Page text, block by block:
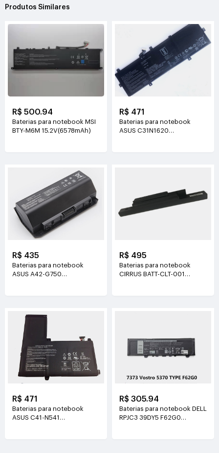
Produtos Similares
R$ 500.94
Baterias para notebook MSI
BTY-M6M 15.2V(6578mAh)
R$ 471
Baterias para notebook
ASUS C31N1620
R$ 435
Baterias para notebook
ASUS A42-G750
R$ 495
Baterias para notebook
CIRRUS BATT-CLT-001
R$ 471
Baterias para notebook
ASUS C41-N541
R$ 305.94
Baterias para notebook DELL
RPJC3 39DY5 F62G0